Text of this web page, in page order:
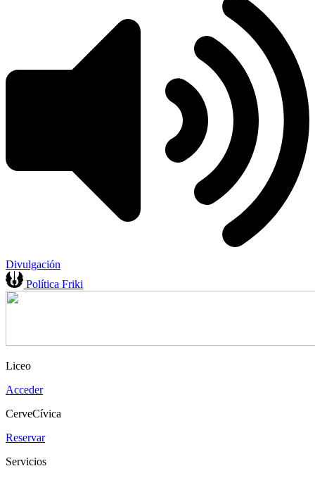
Divulgación
Política Friki
Liceo
Acceder
CerveCívica
Reservar
Servicios